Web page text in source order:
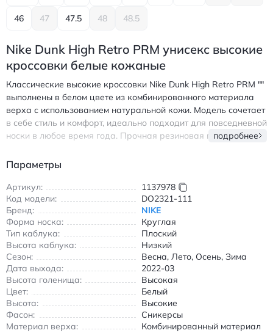
46 47 47.5 48 48.5
Nike Dunk High Retro PRM унисекс высокие
кроссовки белые кожаные
Классические высокие кроссовки Nike Dunk High Retro PRM ""
выполнены в белом цвете из комбинированного материала
верха с использованием натуральной кожи. Модель сочетает
в себе стиль и комфорт, идеально подходит для повседневной
носки в любое время года. Прочная резиновая подошва
анатомическая стелька гарантирует поддержку стопы в
удобную посадку, а высокий верх надежно фиксирует
голеностоп. Кроссовки подходят как для прогулок по городу,
так и для активного отдыха благодаря износостойким и
нескользящим свойствам. Сезонная универсальность
позволяет носить их весной, летом, осенью и зимой. Дизайн
дополнен фирменным логотипом Nike и уникальной деталью в
виде китайского иероглифа на боковой части. Найк Дунк Хай
Ретро ПРМ кроссовки высокие белые кожаные повседневные
подробнее
Параметры
Артикул:
1137978
Код модели:
DO2321-111
Бренд:
NIKE
Форма носка:
Круглая
Тип каблука:
Плоский
Высота каблука:
Низкий
Сезон:
Весна, Лето, Осень, Зима
Дата выхода:
2022-03
Высота голенища:
Высокая
Цвет:
Белый
Высота:
Высокие
Фасон:
Сникерсы
Материал верха:
Комбинированный материал